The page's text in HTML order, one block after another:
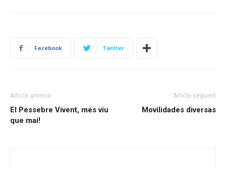
Facebook Twitter
Article anterior
El Pessebre Vivent, més viu
que mai!
Article següent
Movilidades diversas